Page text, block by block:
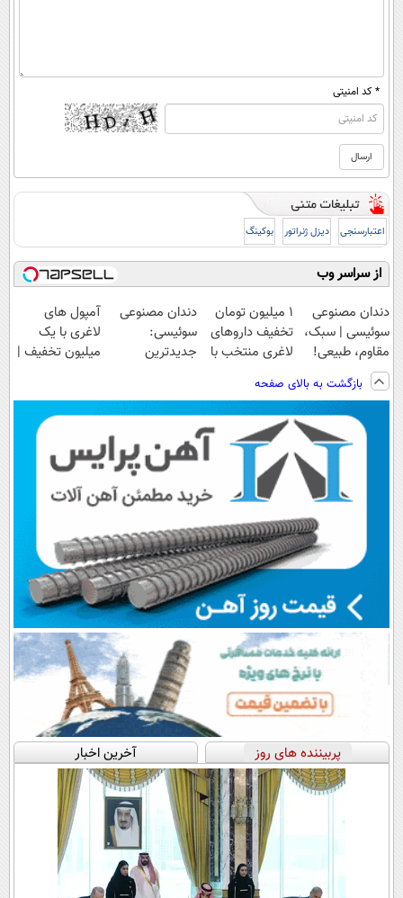
* کد امنیتی
اعتبارسنجی دیزل ژنراتور بوکینگ
از سراسر وب
دندان مصنوعی
سوئیسی | سبک،
مقاوم، طبیعی!
ویزیت
رایگان+پرداخت
اقساطی😍
۱ میلیون تومان
تخفیف داروهای
لاغری منتخب با
داروخانه نزدیکت
دندان مصنوعی
سوئیسی:
جدیدترین
پرداخت قسطی
آمپول های
لاغری با یک
میلیون تخفیف |
معتبر
بازگشت به بالای صفحه
پربیننده های روز آخرین اخبار